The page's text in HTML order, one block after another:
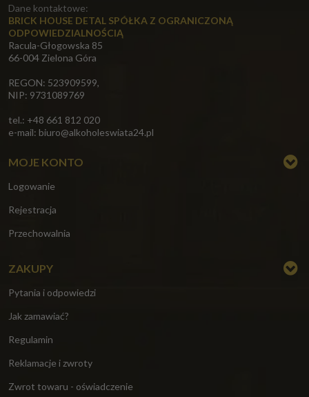
Dane kontaktowe:
BRICK HOUSE DETAL SPÓŁKA Z OGRANICZONĄ
ODPOWIEDZIALNOŚCIĄ
Racula-Głogowska 85
66-004 Zielona Góra
REGON: 523909599,
NIP: 9731089769
tel.: +48 661 812 020
e-mail: biuro@alkoholeswiata24.pl
MOJE KONTO
Logowanie
Rejestracja
Przechowalnia
ZAKUPY
Pytania i odpowiedzi
Jak zamawiać?
Regulamin
Reklamacje i zwroty
Zwrot towaru - oświadczenie